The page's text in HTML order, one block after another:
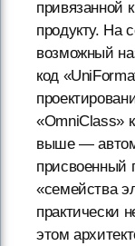
привязанной
продукту. На
возможный
код
«OmniClass»
выше —
присвоенный
«семейства
практически
этом